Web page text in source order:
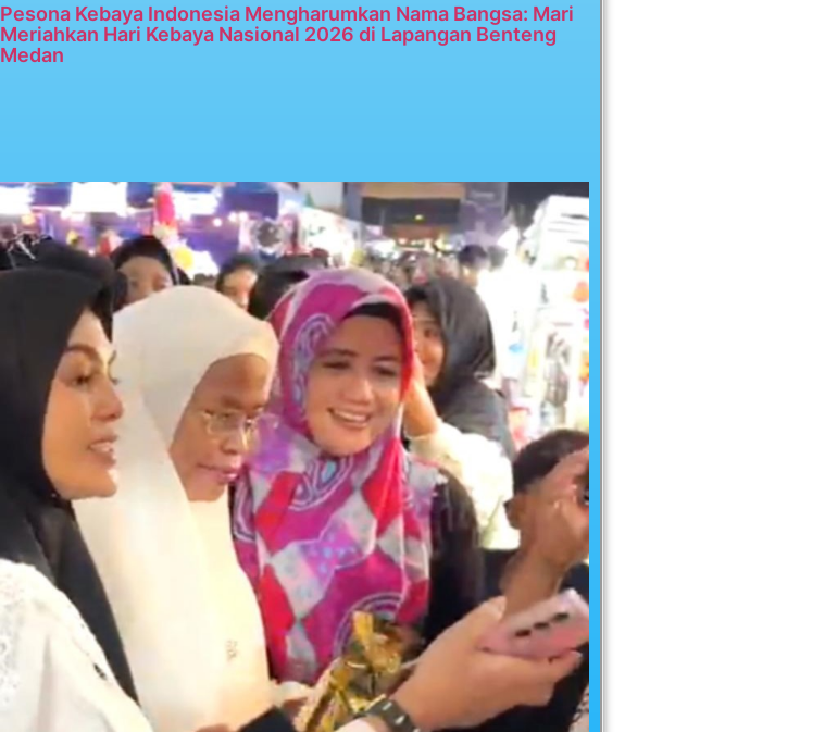
Pesona Kebaya Indonesia Mengharumkan Nama Bangsa: Mari
Meriahkan Hari Kebaya Nasional 2026 di Lapangan Benteng
Medan